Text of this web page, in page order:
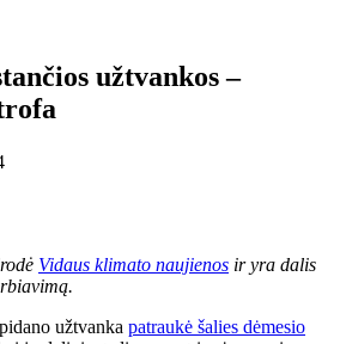
užtvankos –
Vidaus klimato naujienos ir yra dalis
užtvanka patraukė šalies dėmesio